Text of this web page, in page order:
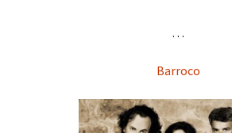
. . .
Barroco